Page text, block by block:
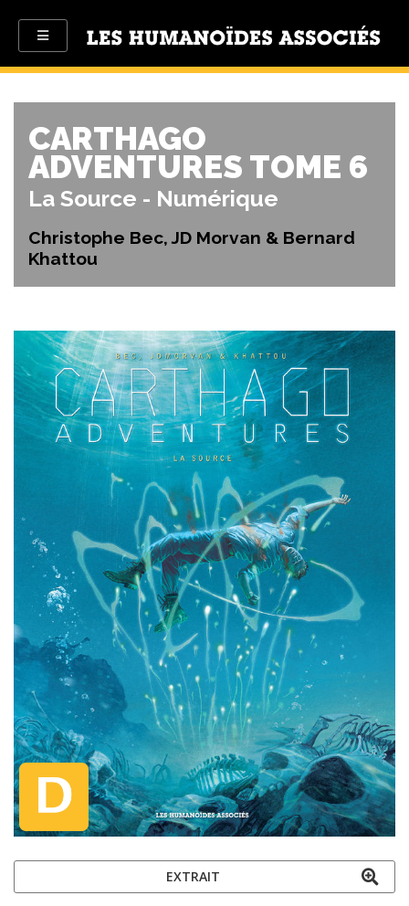
CARTHAGO
ADVENTURES TOME 6
La Source - Numérique
Christophe Bec, JD Morvan & Bernard
Khattou
EXTRAIT